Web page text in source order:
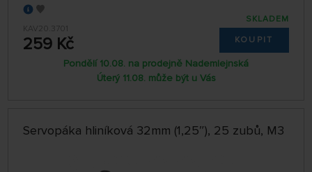
KAV20.3701
259 Kč
SKLADEM
KOUPIT
Pondělí 10.08. na prodejně Nademlejnská
Úterý 11.08. může být u Vás
Servopáka hliníková 32mm (1,25″), 25 zubů, M3